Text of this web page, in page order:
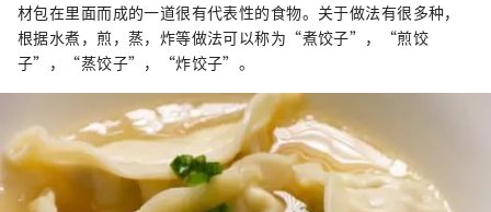
材包在里面而成的一道很有代表性的食物。关于做法有很多种，
根据水煮，煎，蒸，炸等做法可以称为“煮饺子”，“煎饺
子”，“蒸饺子”，“炸饺子”。